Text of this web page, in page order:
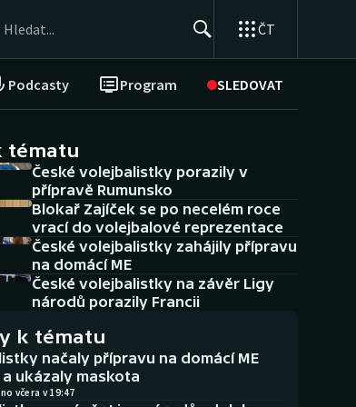
ČT
Podcasty Program SLEDOVAT
Historické návraty
Aplikace ČT sport
AZ kvíz
tématu
České volejbalistky porazily v
přípravě Rumunsko
Blokař Zajíček se po necelém roce
vrací do volejbalové reprezentace
České volejbalistky zahájily přípravu
na domácí ME
České volejbalistky na závěr Ligy
národů porazily Francii
k tématu
načaly přípravu na domácí ME
ukázaly maskota
včera v 19:47